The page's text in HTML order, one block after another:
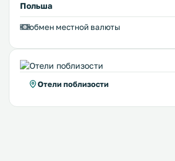
Польша
обмен местной валюты
Отели поблизости